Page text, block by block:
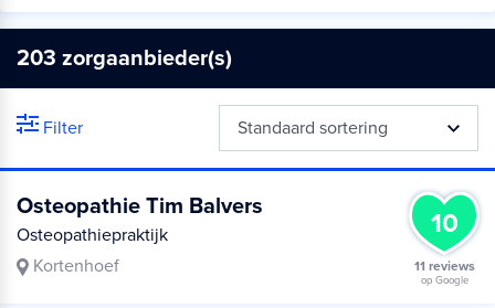
203 zorgaanbieder(s)
Filter
Osteopathie Tim Balvers
Osteopathiepraktijk
Kortenhoef
10
11 reviews
op Google